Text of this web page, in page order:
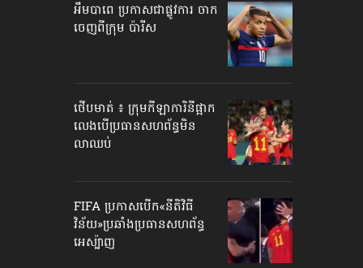
អឹមបាពេ ប្រកាសជាផ្លូវការ ចាក
ចេញពីក្រុម ប៉ារីស
ថើបមាត់ ៖ ក្រុមកីឡាការិនី​ផ្អាក
លេង​​បើប្រធានសហព័ន្ធ​មិន
លាឈប់
FIFA ប្រកាសបើក​«នីតិវិធី
វិន័យ»​ប្រឆាំងប្រធានសហព័ន្ធ​
អេស្ប៉ាញ